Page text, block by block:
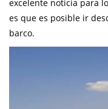
excelente noticia para
es que es posible ir
barco.